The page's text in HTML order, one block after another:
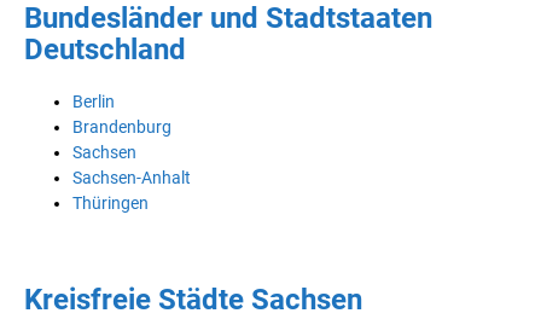
Bundesländer und Stadtstaaten
Deutschland
Berlin
Brandenburg
Sachsen
Sachsen-Anhalt
Thüringen
Kreisfreie Städte Sachsen